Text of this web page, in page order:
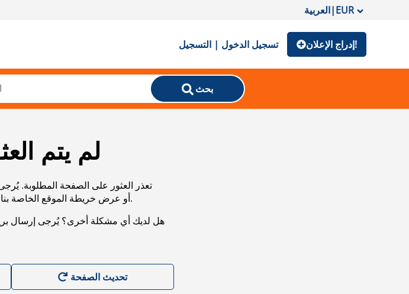
العربية|EUR
تسجيل الدخول | التسجيل إدراج الإعلان!
بحث
لم يتم
تعذر العثور على الصفحة المطلوبة.
URL، أو عرض خريطة الموقع الخاصة بنا لمساعدتك في العثور على ما تريد.
هل لديك أي مشكلة أخرى؟ يُرجى إرسال